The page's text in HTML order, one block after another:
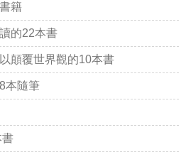
籍
的22本書
顛覆世界觀的10本書
本隨筆
書